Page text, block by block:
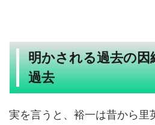
明かされる過去の
過去
実を言うと、裕一は昔から里